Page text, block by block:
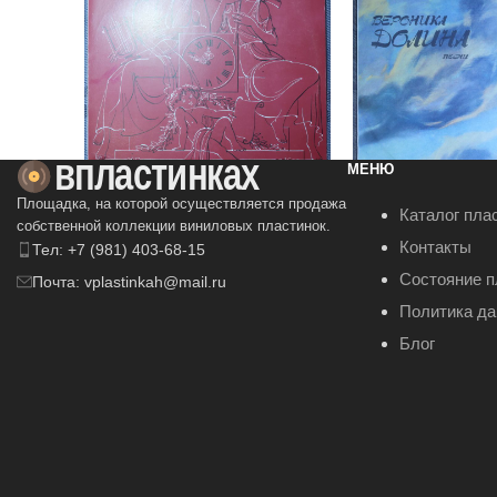
Ральф Киркпатрик –
Старинные инструменты.
Клавесин
750₽
Вероника
250₽
В КОРЗИНУ
Площадка, на которой осуществляется продажа
собственной коллекции виниловых пластинок.
Тел: +7 (981) 403-68-15
Почта: vplastinkah@mail.ru
МЕНЮ
Каталог
Контакты
Состояние
Политика
Блог